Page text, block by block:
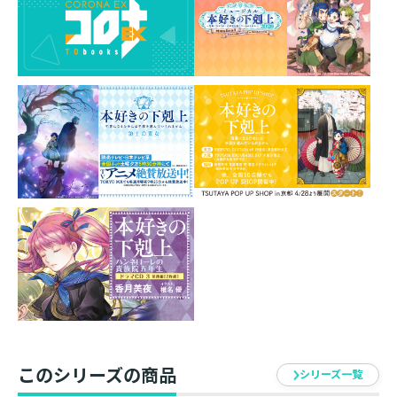
■オーディオコメンタリー出演者（Blu-ray BOXとDVD共
第十五章：香月美夜（原作者）、鈴華（漫画家）、井口
裕香（マイン役）、速水 奨（フェルディナンド役）
第十七章：井口裕香（マイン役）、三瓶由布子（ギル
役）、狩野 翔（フラン役）、都丸ちよ（デリア役）
収録内容 ： 第十五章～第十七章、第十五章・第
十七章 オーディオコメンタリー
体裁 ： DVD
品番 ： VTBF-212
JAN ： 4580325329193
発売元 ： フライングドッグ
販売元 ： ビクターエンタテインメント
このシリーズの商品 シリーズ一覧